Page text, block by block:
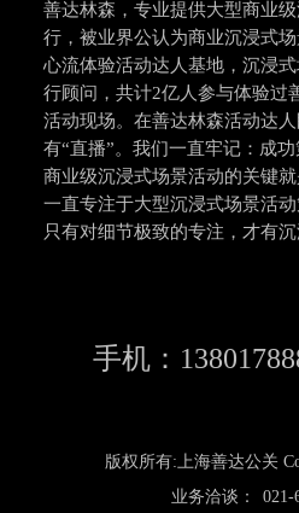
善达林森，专业提供大型商业
行，被业界公认为商业沉浸式
心流体验活动达人基地，沉浸
行顾问，共计2亿人参与体验过
活动现场。在善达林森活动达
有“直播”。我们一直牢记：成
商业级沉浸式场景活动的关键
一直专注于大型沉浸式场景活
只有对细节极致的专注，才有沉
手机：
版权所有:上海善达公关
业务洽谈：
021-